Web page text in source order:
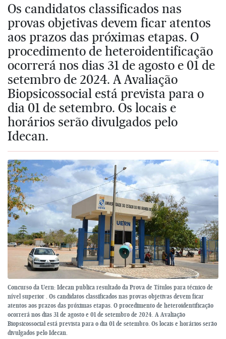
Os candidatos classificados nas
provas objetivas devem ficar atentos
aos prazos das próximas etapas. O
procedimento de heteroidentificação
ocorrerá nos dias 31 de agosto e 01 de
setembro de 2024. A Avaliação
Biopsicossocial está prevista para o
dia 01 de setembro. Os locais e
horários serão divulgados pelo
Idecan.
Concurso da Uern: Idecan publica resultado da Prova de Títulos para técnico de
nível superior . Os candidatos classificados nas provas objetivas devem ficar
atentos aos prazos das próximas etapas. O procedimento de heteroidentificação
ocorrerá nos dias 31 de agosto e 01 de setembro de 2024. A Avaliação
Biopsicossocial está prevista para o dia 01 de setembro. Os locais e horários serão
divulgados pelo Idecan.